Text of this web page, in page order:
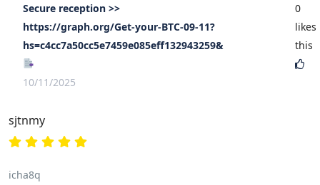
Secure reception >>
https://graph.org/Get-your-BTC-09-11?
hs=c4cc7a50cc5e7459e085eff132943259&
10/11/2025
0
likes
this
sjtnmy
icha8q